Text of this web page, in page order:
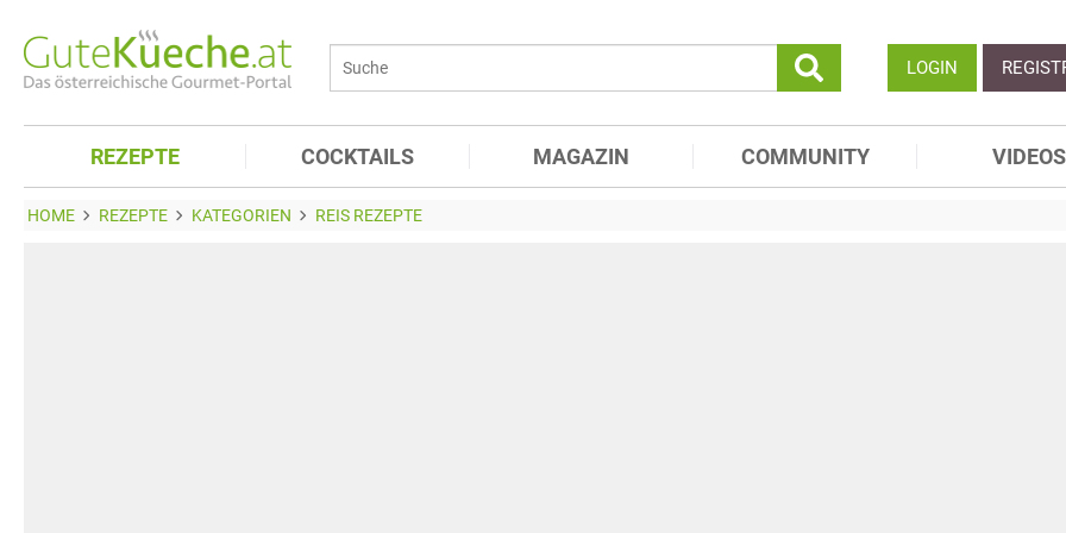
LOGIN
REZEPTE COCKTAILS MAGAZIN COMMUNITY VIDEOS
HOME REZEPTE KATEGORIEN REIS REZEPTE